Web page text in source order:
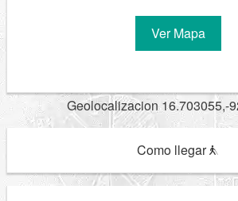
Ver Mapa
Geolocalizacion 16.703055,-
Como llegar